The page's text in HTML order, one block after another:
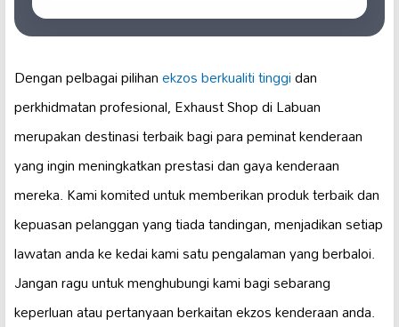
Dengan pelbagai pilihanekzos berkualiti tinggidan
perkhidmatan profesional, Exhaust Shop di Labuan
merupakan destinasi terbaik bagi para peminat kenderaan
yang ingin meningkatkan prestasi dan gaya kenderaan
mereka. Kami komited untuk memberikan produk terbaik dan
kepuasan pelanggan yang tiada tandingan, menjadikan setiap
lawatan anda ke kedai kami satu pengalaman yang berbaloi.
Jangan ragu untuk menghubungi kami bagi sebarang
keperluan atau pertanyaan berkaitan ekzos kenderaan anda.